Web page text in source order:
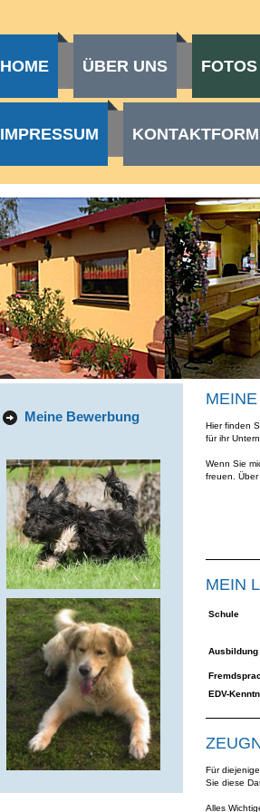
HOME ÜBER UNS FOTOS
IMPRESSUM
Meine Bewerbung
Hier finden
für ihr
Wenn Sie
freuen.
MEIN
Schule
Ausbildung
EDV-
Für
Sie diese
Alles